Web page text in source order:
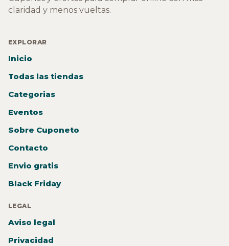
claridad y menos vueltas.
EXPLORAR
Inicio
Todas las tiendas
Categorias
Eventos
Sobre Cuponeto
Contacto
Envio gratis
Black Friday
LEGAL
Aviso legal
Privacidad